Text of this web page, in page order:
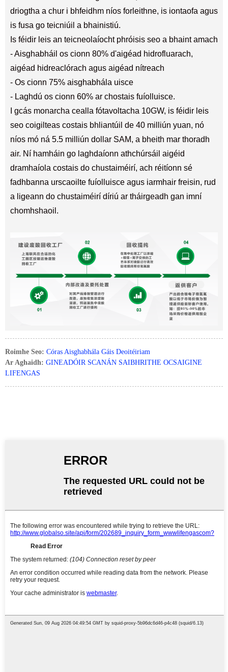
driogtha a chur i bhfeidhm níos forleithne, is iontaofa agus
is fusa go teicniúil a bhainistiú.
Is féidir leis an teicneolaíocht phróisis seo a bhaint amach
- Aisghabháil os cionn 80% d'aigéad hidrofluarach,
aigéad hidreaclórach agus aigéad nítreach
- Os cionn 75% aisghabhála uisce
- Laghdú os cionn 60% ar chostais fuíolluisce.
I gcás monarcha cealla fótavoltacha 10GW, is féidir leis
seo coigilteas costais bhliantúil de 40 milliún yuan, nó
níos mó ná 5.5 milliún dollar SAM, a bheith mar thoradh
air. Ní hamháin go laghdaíonn athchúrsáil aigéid
dramhaíola costais do chustaiméirí, ach réitíonn sé
fadhbanna urscaoilte fuíolluisce agus iarmhair freisin, rud
a ligeann do chustaiméirí díriú ar tháirgeadh gan imní
chomhshaoil.
Roimhe Seo: Córas Aisghabhála Gáis Deoitéiriam
Ar Aghaidh: GINEADÓIR SCANÁN SAIBHRITHE OCSAIGINE
LIFENGAS